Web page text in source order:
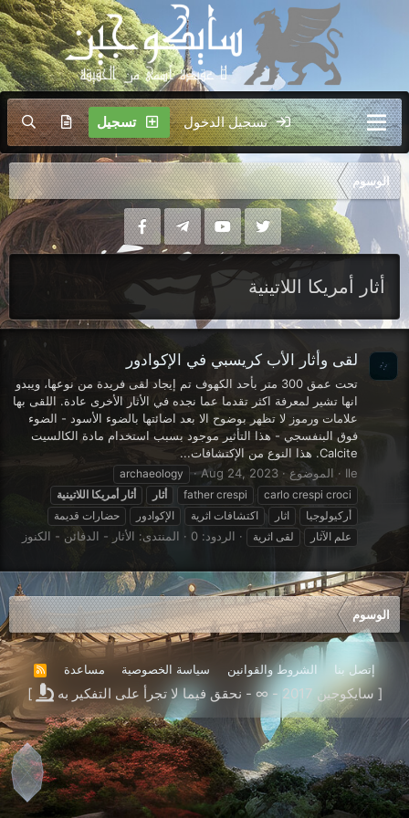
تسجيل الدخول تسجيل
الوسوم
أثار أمريكا اللاتينية
لقى وأثار الأب كريسبي في الإكوادور
تحت عمق 300 متر بأحد الكهوف تم إيجاد لقى فريدة من نوعها، ويبدو
انها تشير لمعرفة اكثر تقدما عما نجده في الأثار الأخرى عادة. اللقى بها
علامات ورموز لا تظهر بوضوح الا بعد اضائتها بالضوء الأسود - الضوء
فوق البنفسجي - هذا التأثير موجود بسبب استخدام مادة الكالسيت
Calcite. هذا النوع من الإكتشافات...
Ile
الموضوع Aug 24, 2023
archaeology
carlo crespi croci
father crespi أثار أثار أمريكا اللاتينية
أركيولوجيا
اثار اكتشافات اثرية الإكوادور
حضارات قديمة
علم الآثار
لقى اثرية الردود: 0 المنتدى: الأثار - الدفائن - الكنوز
الوسوم
إتصل بنا الشروط والقوانين سياسة الخصوصية مساعدة
R
S
[ سايكوجين 2017 - ∞ - نحقق فيما لا تجرأ على التفكير به ]